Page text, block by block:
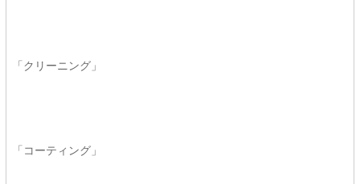
「クリーニング」
「コーティング」